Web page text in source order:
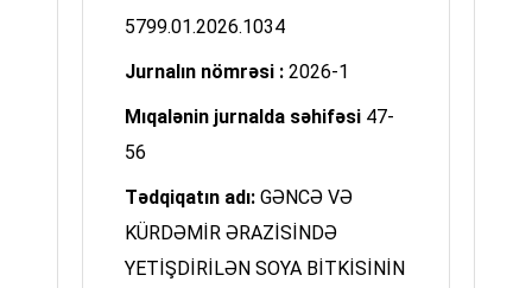
5799.01.2026.1034
Jurnalın nömrəsi : 2026-1
Mıqalənin jurnalda səhifəsi 47-
56
Tədqiqatın adı: GƏNCƏ VƏ
KÜRDƏMİR ƏRAZİSİNDƏ
YETİŞDİRİLƏN SOYA BİTKİSİNİN